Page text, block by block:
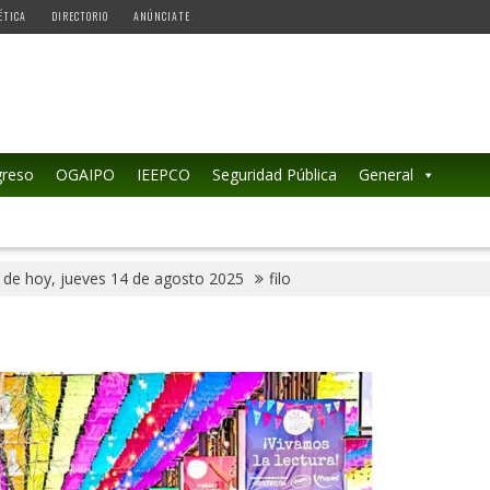
DIRECTORIO ANÚNCIATE
OGAIPO IEEPCO Seguridad Pública General
hoy, jueves 14 de agosto 2025 filo